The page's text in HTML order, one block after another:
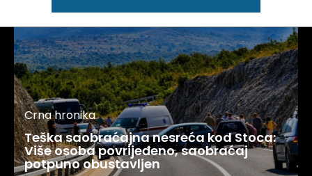
Crna hronika
Teška saobraćajna nesreća kod Stoca:
Više osoba povrijeđeno, saobraćaj
potpuno obustavljen